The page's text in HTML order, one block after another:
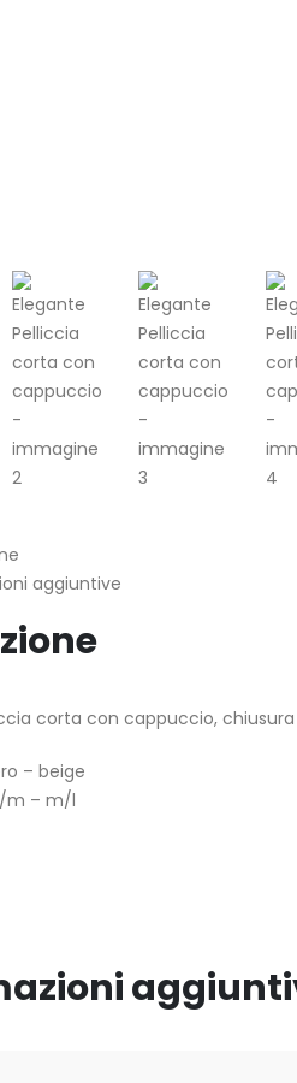
aggiuntive
corta con cappuccio,
– beige
m – m/l